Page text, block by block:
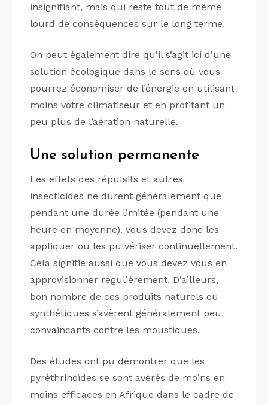
insignifiant, mais qui reste tout de même
lourd de conséquences sur le long terme.
On peut également dire qu’il s’agit ici d’une
solution écologique dans le sens où vous
pourrez économiser de l’énergie en utilisant
moins votre climatiseur et en profitant un
peu plus de l’aération naturelle.
Une solution permanente
Les effets des répulsifs et autres
insecticides ne durent généralement que
pendant une durée limitée (pendant une
heure en moyenne). Vous devez donc les
appliquer ou les pulvériser continuellement.
Cela signifie aussi que vous devez vous en
approvisionner régulièrement. D’ailleurs,
bon nombre de ces produits naturels ou
synthétiques s’avèrent généralement peu
convaincants contre les moustiques.
Des études ont pu démontrer que les
pyréthrinoïdes se sont avérés de moins en
moins efficaces en Afrique dans le cadre de